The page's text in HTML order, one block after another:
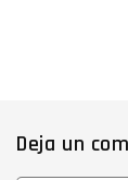
Deja un